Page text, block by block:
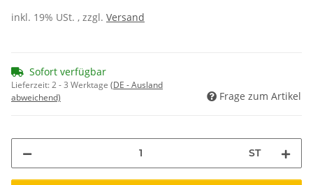
inkl. 19% USt. , zzgl. Versand
Sofort verfügbar
Lieferzeit:2 - 3 Werktage (DE - Ausland
abweichend)
Frage zum Artikel
ST